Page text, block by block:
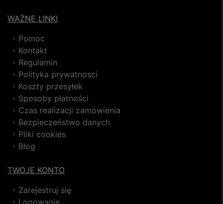
WAŻNE LINKI
Pomoc
Kontakt
Regulamin
Polityka prywatnosci
Koszty przesyłek
Sposoby płatności
Czas realizacji zamówienia
Bezpieczeństwo danych
Pliki cookies
Blog
TWOJE KONTO
Zarejestruj się
Logowanie